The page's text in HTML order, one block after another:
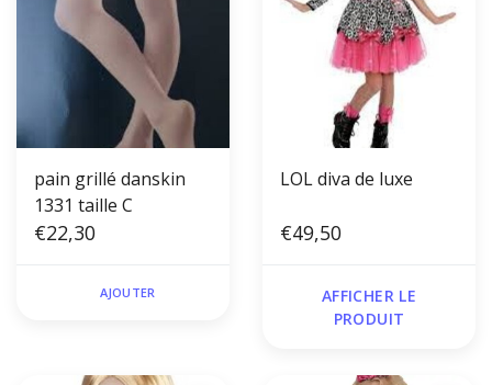
pain grillé danskin
1331 taille C
€22,30
AJOUTER
LOL diva de luxe
€49,50
AFFICHER LE
PRODUIT